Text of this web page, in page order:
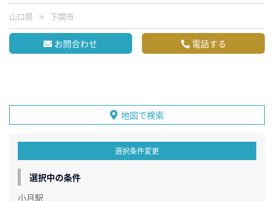
山口県 下関市
お問合わせ 電話する
地図で検索
選択条件変更
選択中の条件
小月駅